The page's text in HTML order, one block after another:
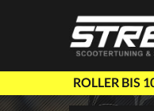
ROLLER BIS